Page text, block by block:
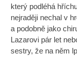
který podléhá
nejraději nechal v
a podobně jako
Lazarovi pár let
sestry, že na něm